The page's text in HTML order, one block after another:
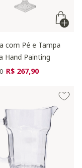
com Pé e Tampa
Hand Painting
de
para
R$ 267,90